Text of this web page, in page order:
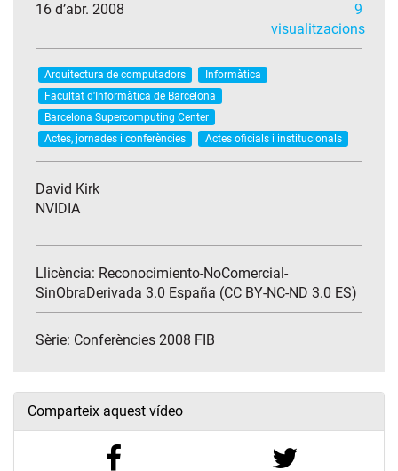
16 d’abr. 2008
9
visualitzacions
Arquitectura de computadors
Informàtica
Facultat d'Informàtica de Barcelona
Barcelona Supercomputing Center
Actes, jornades i conferències
Actes oficials i institucionals
David Kirk
NVIDIA
Llicència: Reconocimiento-NoComercial-
SinObraDerivada 3.0 España (CC BY-NC-ND 3.0 ES)
Sèrie: Conferències 2008 FIB
Comparteix aquest vídeo